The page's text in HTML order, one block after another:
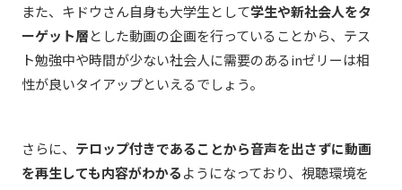
また、キドウさん自身も大学生として学生や新社会人をタ
ーゲット層とした動画の企画を行っていることから、テス
ト勉強中や時間が少ない社会人に需要のあるinゼリーは相
性が良いタイアップといえるでしょう。
さらに、 テロップ付きであることから音声を出さずに動画
を再生しても内容がわかるようになっており、視聴環境を